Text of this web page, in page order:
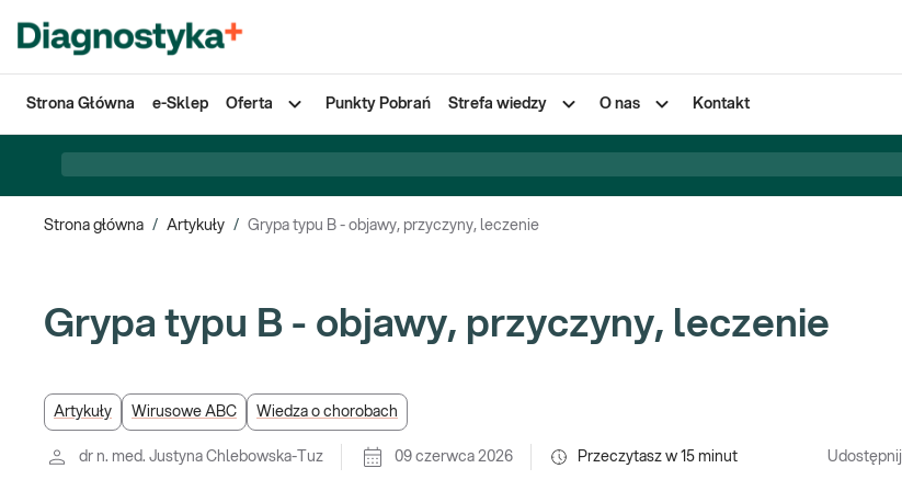
Strona Główna e-Sklep Oferta Punkty Pobrań Strefa wiedzy O nas Kontakt
Strona główna / Artykuły / Grypa typu B - objawy, przyczyny, leczenie
Grypa typu B - objawy, przyczyny, leczenie
Artykuły Wirusowe ABC Wiedza o chorobach
dr n. med. Justyna Chlebowska-Tuz 09 czerwca 2026 Przeczytasz w 15 minut Udostępnij